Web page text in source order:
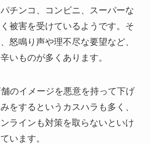
チンコ、コンビニ、スーパーな
被害を受けているようです。そ
怒鳴り声や理不尽な要望など、
いものが多くあります。
のイメージを悪意を持って下げ
をするというカスハラも多く、
ラインも対策を取らないといけ
います。